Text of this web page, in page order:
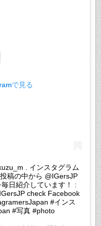
で見る
. インスタグラム
稿の中から @IGersJP
日紹介しています！ :
check Facebook
#インス
#写真 #photo